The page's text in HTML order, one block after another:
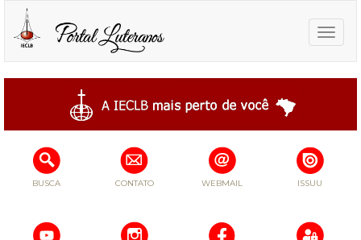
Toggle
BUSCA CONTATO WEBMAIL ISSUU